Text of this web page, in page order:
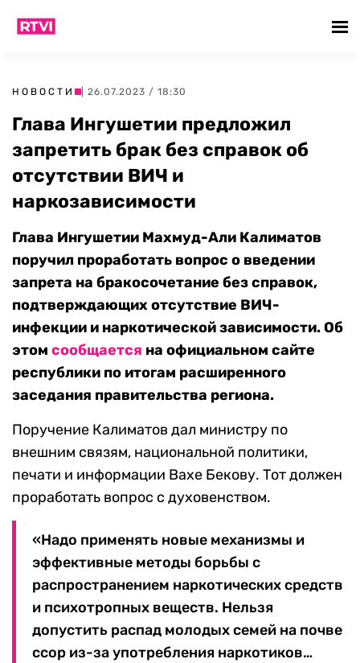
НОВОСТИ | 26.07.2023 / 18:30
Глава Ингушетии предложил
запретить брак без справок об
отсутствии ВИЧ и
наркозависимости
Глава Ингушетии Махмуд-Али Калиматов
поручил проработать вопрос о введении
запрета на бракосочетание без справок,
подтверждающих отсутствие ВИЧ-
инфекции и наркотической зависимости. Об
этом сообщается на официальном сайте
республики по итогам расширенного
заседания правительства региона.
Поручение Калиматов дал министру по
внешним связям, национальной политики,
печати и информации Вахе Бекову. Тот должен
проработать вопрос с духовенством.
«Надо применять новые механизмы и
эффективные методы борьбы с
распространением наркотических средств
и психотропных веществ. Нельзя
допустить распад молодых семей на почве
ссор из-за употребления наркотиков…